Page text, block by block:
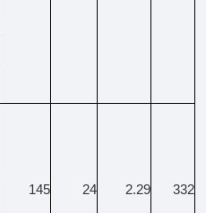
332
2.29
24
145